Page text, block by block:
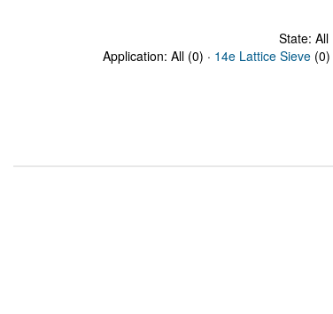
State: All
Application: All (0) · 14e Lattice Sieve (0)